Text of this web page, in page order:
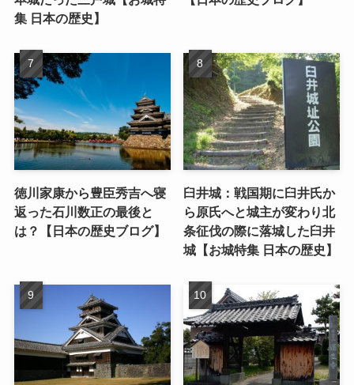
集 日本の歴史】
徳川家康から豊臣秀吉へ寝
返った石川数正の最後と
は？【日本の歴史ブログ】
臼井城：戦国期に臼井氏か
ら原氏へと城主が変わり北
条征伐の際に落城した臼井
城【お城特集 日本の歴史】